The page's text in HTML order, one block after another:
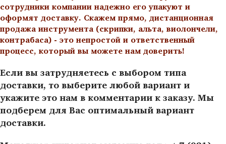
сотрудники компании надежно его упакуют и
оформят доставку. Скажем прямо, дистанционная
продажа инструмента (скрипки, альта, виолончели,
контрабаса) - это непростой и ответственный
процесс, который вы можете нам доверить!
Если вы затрудняетесь с выбором типа
доставки, то выберите любой вариант и
укажите это нам в комментарии к заказу. Мы
подберем для Вас оптимальный вариант
доставки.